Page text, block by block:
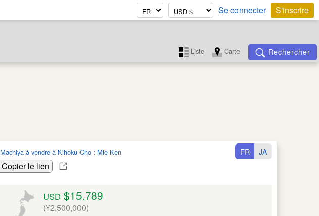
Se connecter S'inscrire
Liste Carte Rechercher
Machiya à vendre à Kihoku Cho : Mie Ken
Copier le lien
FR JA
USD $15,789
(¥2,500,000)